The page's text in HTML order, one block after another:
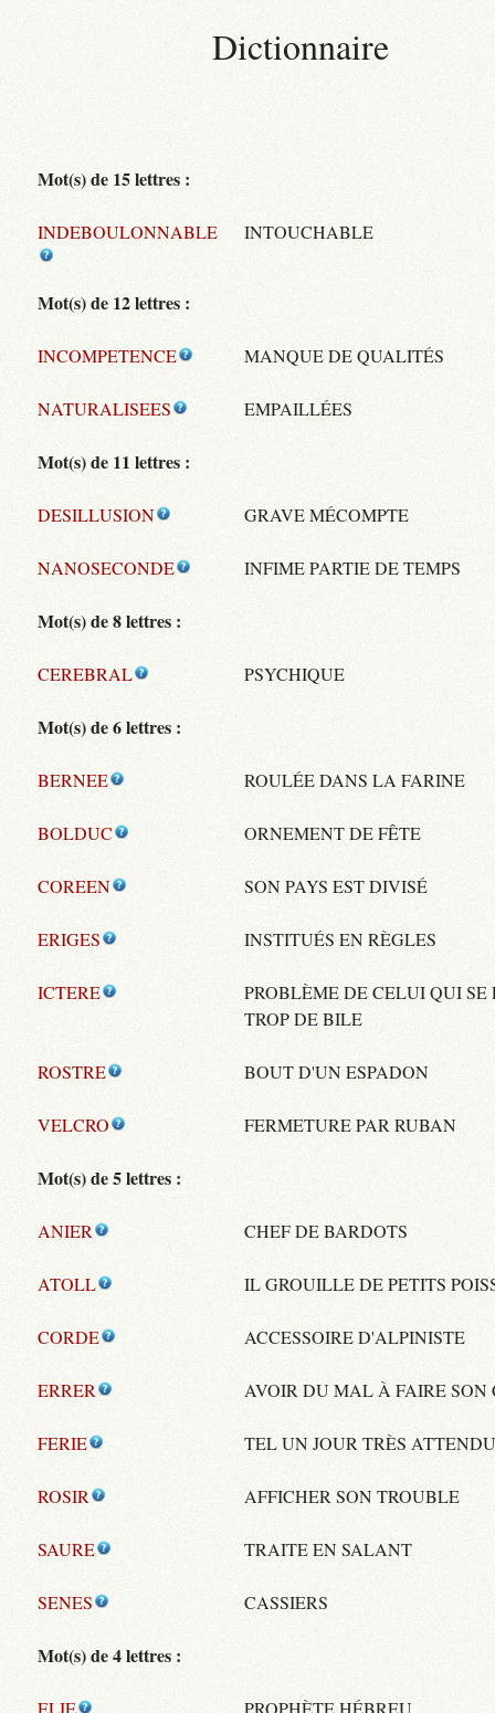
Dictionnaire
Mot(s) de 15 lettres :
INDEBOULONNABLE INTOUCHABLE
Mot(s) de 12 lettres :
INCOMPETENCE MANQUE DE QUALITÉS
NATURALISEES EMPAILLÉES
Mot(s) de 11 lettres :
DESILLUSION GRAVE MÉCOMPTE
NANOSECONDE INFIME PARTIE DE TEMPS
Mot(s) de 8 lettres :
CEREBRAL PSYCHIQUE
Mot(s) de 6 lettres :
BERNEE ROULÉE DANS LA FARINE
BOLDUC ORNEMENT DE FÊTE
COREEN SON PAYS EST DIVISÉ
ERIGES INSTITUÉS EN RÈGLES
ICTERE
PROBLÈME DE CELUI QUI SE
TROP DE BILE
ROSTRE BOUT D'UN ESPADON
VELCRO FERMETURE PAR RUBAN
Mot(s) de 5 lettres :
ANIER CHEF DE BARDOTS
ATOLL IL GROUILLE DE PETITS
CORDE ACCESSOIRE D'ALPINISTE
ERRER AVOIR DU MAL À FAIRE SON
FERIE TEL UN JOUR TRÈS
ROSIR AFFICHER SON TROUBLE
SAURE TRAITE EN SALANT
SENES CASSIERS
Mot(s) de 4 lettres :
ELIE PROPHÈTE HÉBREU